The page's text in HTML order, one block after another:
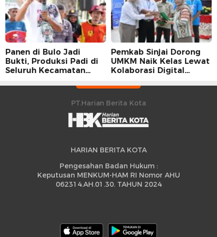
Panen di Bulo Jadi
Bukti, Produksi Padi di
Seluruh Kecamatan
Pemkab Sinjai Dorong
UMKM Naik Kelas Lewat
Kolaborasi Digital
PT.Harian Berita Kota
HARIAN BERITA KOTA
Pengesahan Badan Hukum :
Keputusan MENKUM-HAM RI Nomor AHU
062314.AH.01.30. TAHUN 2024